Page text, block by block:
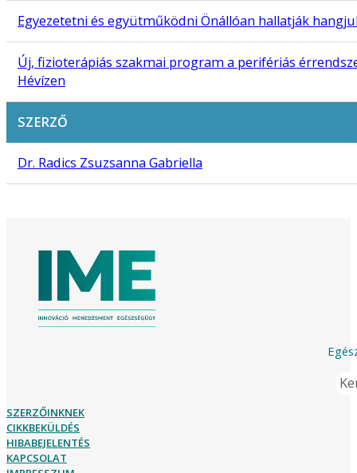
Egyezetetni és együtműködni Önállóan hallatják
Új, fizioterápiás szakmai program a perifériás
Hévízen
SZERZŐ
Dr. Radics Zsuzsanna Gabriella
SZERZŐINKNEK
CIKKBEKÜLDÉS
HIBABEJELENTÉS
KAPCSOLAT